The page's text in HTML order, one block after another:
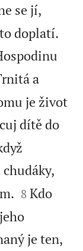
se jí,
doplatí.
a
je život
dítě do


8 Kdo
je ten,